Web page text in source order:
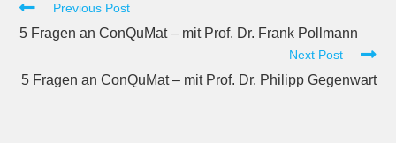
Previous Post
5 Fragen an ConQuMat – mit Prof. Dr. Frank Pollmann
Next Post
5 Fragen an ConQuMat – mit Prof. Dr. Philipp Gegenwart